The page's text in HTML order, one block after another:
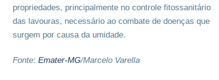
propriedades, principalmente no controle fitossanitário
das lavouras, necessário ao combate de doenças que
surgem por causa da umidade.
Fonte: Emater-MG/Marcelo Varella